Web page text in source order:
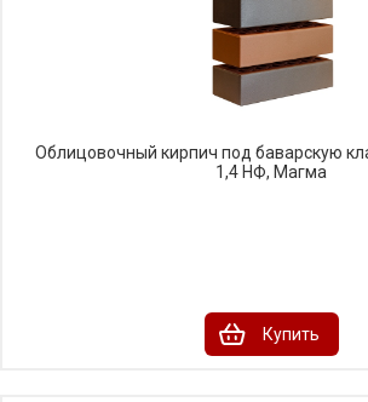
Облицовочный кирпич под баварскую
1,4 НФ, Магма
Купить